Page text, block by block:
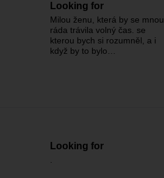
Looking for
Milou ženu, která by se mnou
ráda trávila volný čas. se
kterou bych si rozumněl, a i
když by to bylo…
Looking for